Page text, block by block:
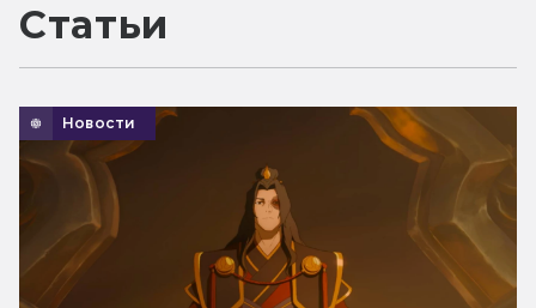
Статьи
Новости